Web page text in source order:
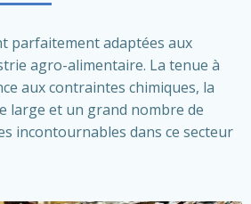
parfaitement adaptées aux
agro-alimentaire. La tenue à
aux contraintes chimiques, la
large et un grand nombre de
incontournables dans ce secteur